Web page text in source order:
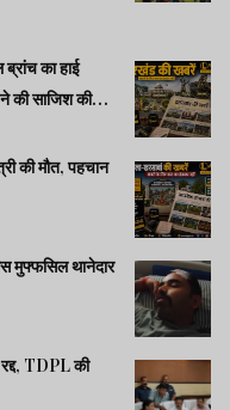
का हाई
की साजिश की
की मौत, पहचान
मुफ्फसिल थानेदार
TDPL की